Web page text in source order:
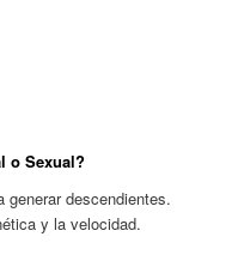
o Sexual?
generar descendientes.
y la velocidad.